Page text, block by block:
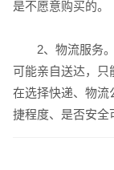
是不愿意购买的。
2、物流服务。
可能亲自送达，只
在选择快递、物流
捷程度、是否安全
创